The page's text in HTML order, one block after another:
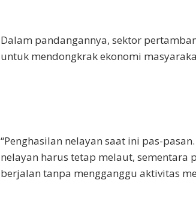
Dalam pandangannya, sektor
untuk mendongkrak ekonomi
“Penghasilan nelayan saat ini pas-
nelayan harus tetap melaut, sementara
berjalan tanpa mengganggu aktivitas